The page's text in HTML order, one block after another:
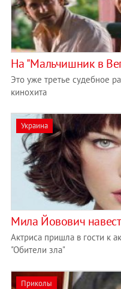
На "Мальчишник в
Это уже третье судебное
кинохита
Украина
Мила Йовович
Актриса пришла в гости к
"Обители зла"
Приколы